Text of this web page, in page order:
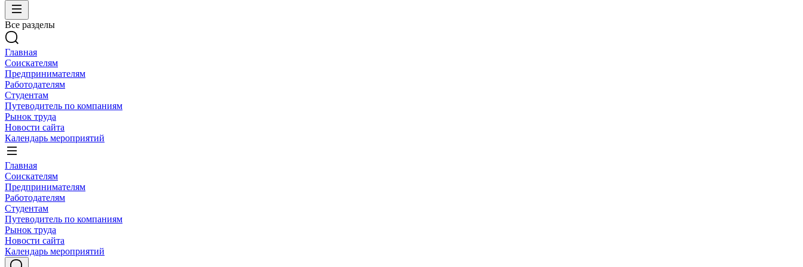
Все разделы
Главная
Соискателям
Предпринимателям
Работодателям
Студентам
Путеводитель по компаниям
Рынок труда
Новости сайта
Календарь мероприятий
Главная
Соискателям
Предпринимателям
Работодателям
Студентам
Путеводитель по компаниям
Рынок труда
Новости сайта
Календарь мероприятий